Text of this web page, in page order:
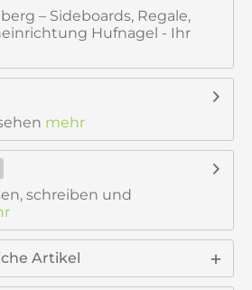
– Sideboards, Regale,
Hufnagel - Ihr
mehr
schreiben und
Artikel